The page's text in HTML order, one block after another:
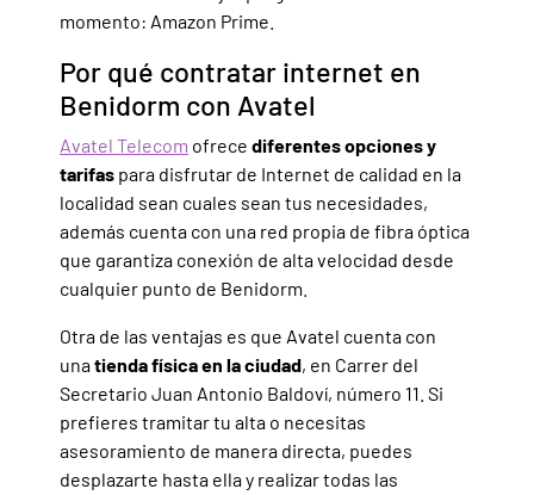
momento: Amazon Prime.
Por qué contratar internet en
Benidorm con Avatel
Avatel Telecom ofrece diferentes opciones y
tarifas para disfrutar de Internet de calidad en la
localidad sean cuales sean tus necesidades,
además cuenta con una red propia de fibra óptica
que garantiza conexión de alta velocidad desde
cualquier punto de Benidorm.
Otra de las ventajas es que Avatel cuenta con
unatienda física en la ciudad, en Carrer del
Secretario Juan Antonio Baldoví, número 11. Si
prefieres tramitar tu alta o necesitas
asesoramiento de manera directa, puedes
desplazarte hasta ella y realizar todas las